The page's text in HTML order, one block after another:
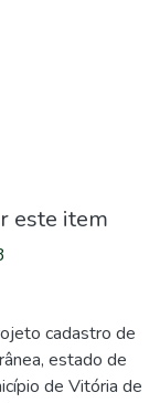
este item
cadastro de
estado de
de Vitória de